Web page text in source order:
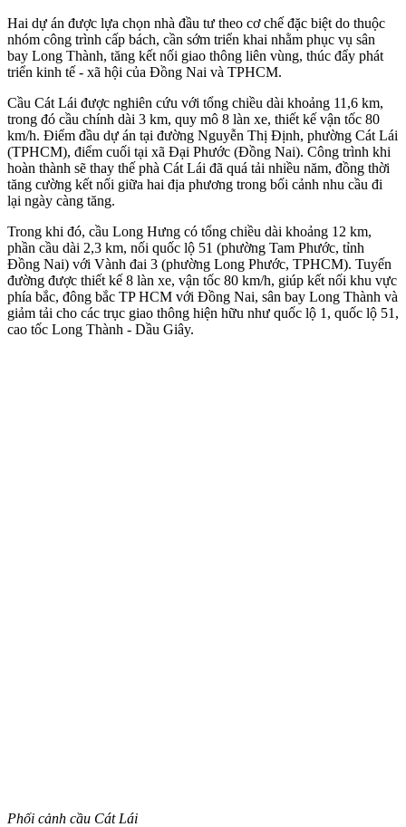
Hai dự án được lựa chọn nhà đầu tư theo cơ chế đặc biệt do thuộc
nhóm công trình cấp bách, cần sớm triển khai nhằm phục vụ sân
bay Long Thành, tăng kết nối giao thông liên vùng, thúc đẩy phát
triển kinh tế - xã hội của Đồng Nai và TPHCM.
Cầu Cát Lái được nghiên cứu với tổng chiều dài khoảng 11,6 km,
trong đó cầu chính dài 3 km, quy mô 8 làn xe, thiết kế vận tốc 80
km/h. Điểm đầu dự án tại đường Nguyễn Thị Định, phường Cát Lái
(TPHCM), điểm cuối tại xã Đại Phước (Đồng Nai). Công trình khi
hoàn thành sẽ thay thế phà Cát Lái đã quá tải nhiều năm, đồng thời
tăng cường kết nối giữa hai địa phương trong bối cảnh nhu cầu đi
lại ngày càng tăng.
Trong khi đó, cầu Long Hưng có tổng chiều dài khoảng 12 km,
phần cầu dài 2,3 km, nối quốc lộ 51 (phường Tam Phước, tỉnh
Đồng Nai) với Vành đai 3 (phường Long Phước, TPHCM). Tuyến
đường được thiết kế 8 làn xe, vận tốc 80 km/h, giúp kết nối khu vực
phía bắc, đông bắc TP HCM với Đồng Nai, sân bay Long Thành và
giảm tải cho các trục giao thông hiện hữu như quốc lộ 1, quốc lộ 51,
cao tốc Long Thành - Dầu Giây.
Phối cảnh cầu Cát Lái